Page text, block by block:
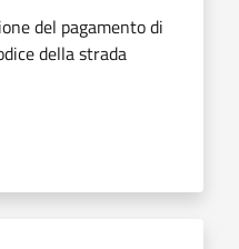
del pagamento di
della strada